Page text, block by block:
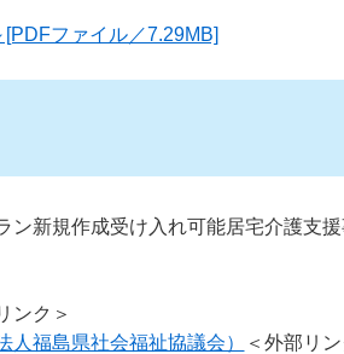
ファイル／7.29MB]
ン新規作成受け入れ可能居宅介護支
ンク＞
福島県社会福祉協議会）
＜外部リン